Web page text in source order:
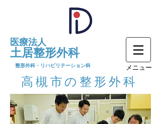
医療法人​
土居整形外科
​整形外科 ・リハビリテーション科 ​メニュー
高槻市の ​整形外科